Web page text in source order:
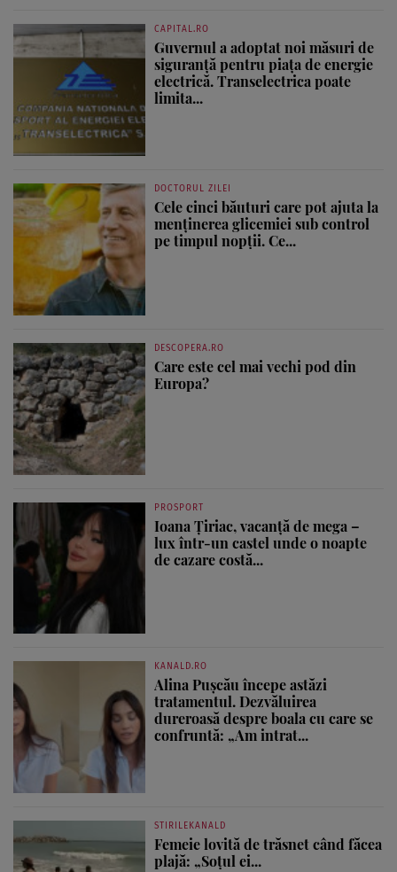
CAPITAL.RO
Guvernul a adoptat noi măsuri de
siguranță pentru piața de energie
electrică. Transelectrica poate
limita...
DOCTORUL ZILEI
Cele cinci băuturi care pot ajuta la
menținerea glicemiei sub control
pe timpul nopții. Ce...
DESCOPERA.RO
Care este cel mai vechi pod din
Europa?
PROSPORT
Ioana Țiriac, vacanță de mega –
lux într-un castel unde o noapte
de cazare costă...
KANALD.RO
Alina Pușcău începe astăzi
tratamentul. Dezvăluirea
dureroasă despre boala cu care se
confruntă: „Am intrat...
STIRILEKANALD
Femeie lovită de trăsnet când făcea
plajă: „Soțul ei...